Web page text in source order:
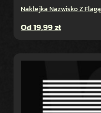
Naklejka Nazwisko Z Flagą
Od19,99zł